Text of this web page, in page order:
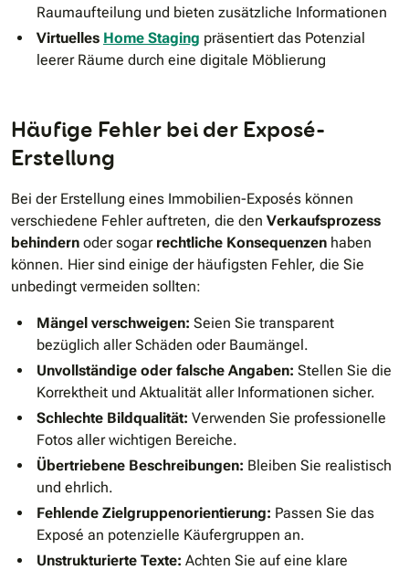
Raumaufteilung und bieten zusätzliche Informationen
Virtuelles Home Staging präsentiert das Potenzial
leerer Räume durch eine digitale Möblierung
Häufige Fehler bei der Exposé-
Erstellung
Bei der Erstellung eines Immobilien-Exposés können
verschiedene Fehler auftreten, die den Verkaufsprozess
behindern oder sogar rechtliche Konsequenzen haben
können. Hier sind einige der häufigsten Fehler, die Sie
unbedingt vermeiden sollten:
Mängel verschweigen: Seien Sie transparent
bezüglich aller Schäden oder Baumängel.
Unvollständige oder falsche Angaben: Stellen Sie die
Korrektheit und Aktualität aller Informationen sicher.
Schlechte Bildqualität: Verwenden Sie professionelle
Fotos aller wichtigen Bereiche.
Übertriebene Beschreibungen: Bleiben Sie realistisch
und ehrlich.
Fehlende Zielgruppenorientierung: Passen Sie das
Exposé an potenzielle Käufergruppen an.
Unstrukturierte Texte: Achten Sie auf eine klare